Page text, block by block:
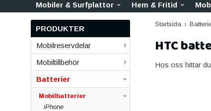
Mobiler & Surfplattor
Hem & Fritid
PRODUKTER
Mobilreservdelar
Mobiltillbehör
Batterier
Mobilbatterier
iPhone
Startsida
HTC
Hos oss hittar